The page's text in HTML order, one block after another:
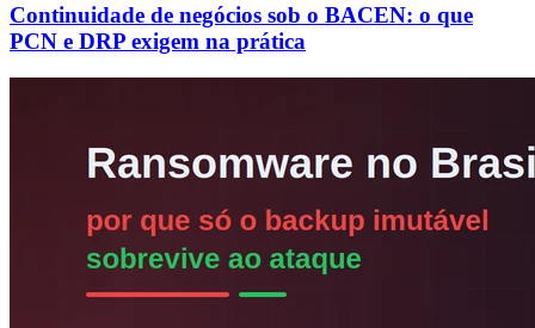
Continuidade de negócios sob o BACEN: o que
PCN e DRP exigem na prática